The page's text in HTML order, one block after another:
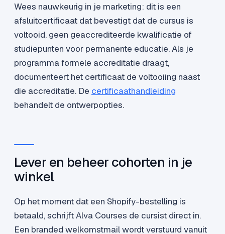
Wees nauwkeurig in je marketing: dit is een
afsluitcertificaat dat bevestigt dat de cursus is
voltooid, geen geaccrediteerde kwalificatie of
studiepunten voor permanente educatie. Als je
programma formele accreditatie draagt,
documenteert het certificaat de voltooiing naast
die accreditatie. De certificaathandleiding
behandelt de ontwerpopties.
Lever en beheer cohorten in je
winkel
Op het moment dat een Shopify-bestelling is
betaald, schrijft Alva Courses de cursist direct in.
Een branded welkomstmail wordt verstuurd vanuit